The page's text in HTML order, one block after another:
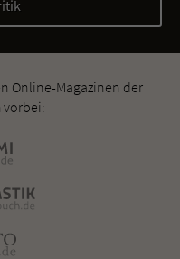
Online-Magazinen der
vorbei: